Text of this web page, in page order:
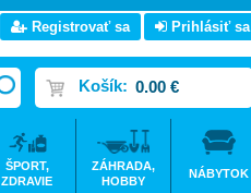
Registrovať sa Prihlásiť sa
Košík: 0.00 €
ŠPORT,
ZDRAVIE
ZÁHRADA,
HOBBY
NÁBYTOK